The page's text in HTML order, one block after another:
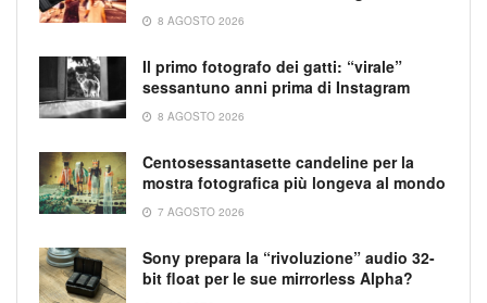
8 AGOSTO 2026
Il primo fotografo dei gatti: “virale”
sessantuno anni prima di Instagram
8 AGOSTO 2026
Centosessantasette candeline per la
mostra fotografica più longeva al mondo
7 AGOSTO 2026
Sony prepara la “rivoluzione” audio 32-
bit float per le sue mirrorless Alpha?